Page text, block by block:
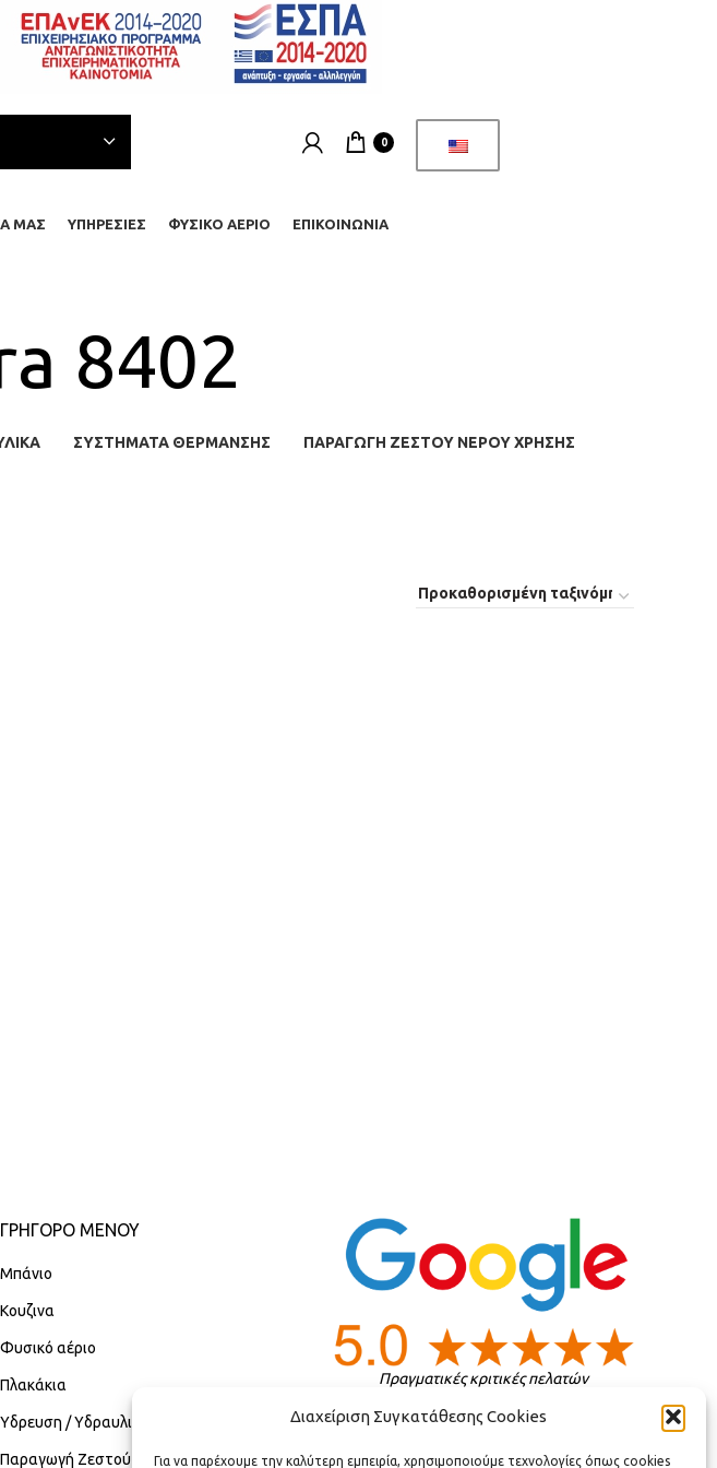
Διαχείριση Συγκατάθεσης Cookies
Για να παρέχουμε την καλύτερη εμπειρία, χρησιμοποιούμε τεχνολογίες όπως cookies
0
ΜΑΣ ΥΠΗΡΕΣΊΕΣ ΦΥΣΙΚΌ ΑΈΡΙΟ ΕΠΙΚΟΙΝΩΝΊΑ
8402
ΣΥΣΤΉΜΑΤΑ ΘΈΡΜΑΝΣΗΣ ΠΑΡΑΓΩΓΉ ΖΕΣΤΟΎ ΝΕΡΟΎ ΧΡΉΣΗΣ
ΓΡΉΓΟΡΟ ΜΕΝΟΎ
Μπάνιο
Κουζινα
Φυσικό αέριο
Πλακάκια
Υδρευση / Υδραυλικά
Παραγωγή Ζεστού Νερού Χρήσης
Πραγματικές κριτικές πελατών